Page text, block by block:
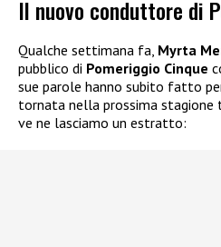
Il nuovo conduttore di
Qualche settimana fa, Myrta
pubblico di Pomeriggio Cinque
sue parole hanno subito fatto
tornata nella prossima stagione
ve ne lasciamo un estratto: